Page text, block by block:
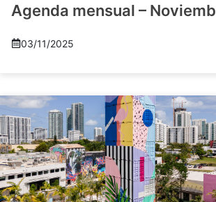
Agenda mensual –
03/11/2025